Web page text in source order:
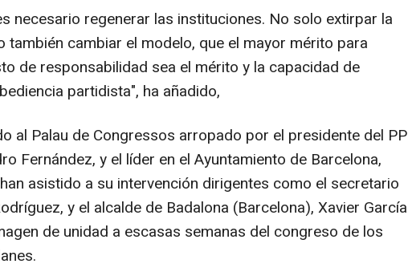
necesario regenerar las instituciones. No solo extirpar la
también cambiar el modelo, que el mayor mérito para
de responsabilidad sea el mérito y la capacidad de
partidista", ha añadido,
al Palau de Congressos arropado por el presidente del PP
Fernández, y el líder en el Ayuntamiento de Barcelona,
asistido a su intervención dirigentes como el secretario
y el alcalde de Badalona (Barcelona), Xavier García
de unidad a escasas semanas del congreso de los